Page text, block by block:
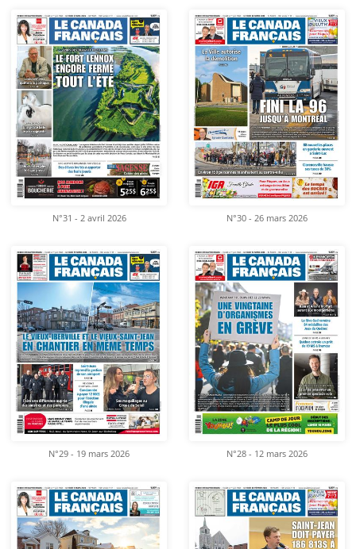
N°31 - 2 avril 2026 N°30 - 26 mars 2026
N°29 - 19 mars 2026 N°28 - 12 mars 2026